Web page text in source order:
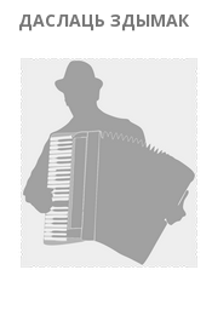
ДАСЛАЦЬ ЗДЫМАК